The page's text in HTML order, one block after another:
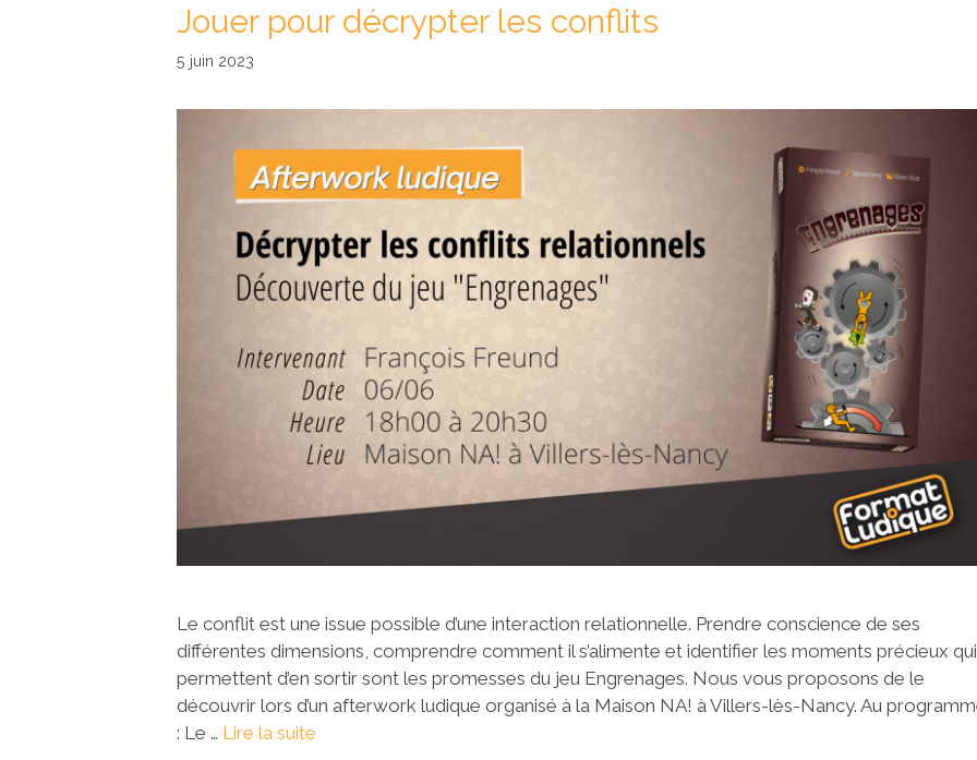
Jouer pour décrypter les conflits
5 juin 2023
Le conflit est une issue possible d’une interaction relationnelle. Prendre conscience de ses
différentes dimensions, comprendre comment il s’alimente et identifier les moments précieux qui
permettent d’en sortir sont les promesses du jeu Engrenages. Nous vous proposons de le
découvrir lors d’un afterwork ludique organisé à la Maison NA! à Villers-lès-Nancy. Au
: Le … Lire la suite